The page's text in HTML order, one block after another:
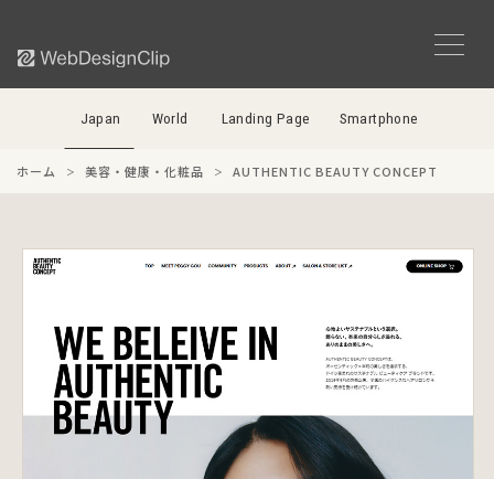
Japan World Landing Page Smartphone
ホーム 美容・健康・化粧品 AUTHENTIC BEAUTY CONCEPT